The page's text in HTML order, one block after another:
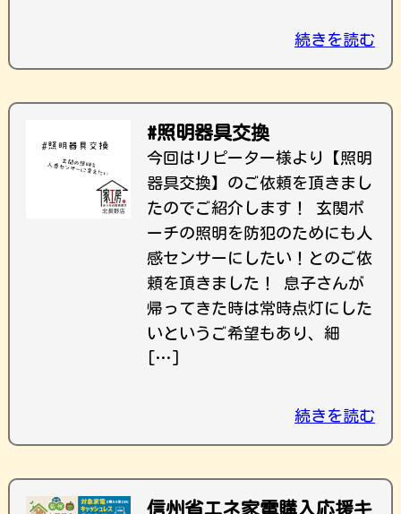
続きを読む
#照明器具交換
今回はリピーター様より【照明
器具交換】のご依頼を頂きまし
たのでご紹介します！ 玄関ポ
ーチの照明を防犯のためにも人
感センサーにしたい！とのご依
頼を頂きました！ 息子さんが
帰ってきた時は常時点灯にした
いというご希望もあり、細
[…]
続きを読む
信州省エネ家電購入応援キ